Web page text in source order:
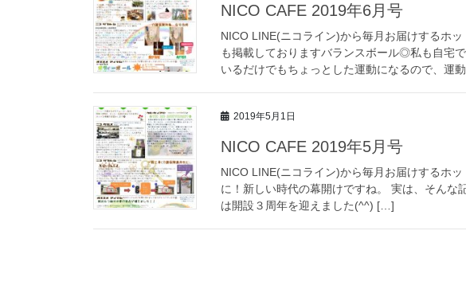
NICO CAFE 2019年6月号
NICO LINE(ニコライン)から毎月お届けするホ
も掲載しておりますバランスボール◎私も自宅
いるだけでもちょっとした運動になるので、運
2019年5月1日
NICO CAFE 2019年5月号
NICO LINE(ニコライン)から毎月お届けするホ
に！新しい時代の幕開けですね。 実は、そんな
は開設３周年を迎えました(^^) […]